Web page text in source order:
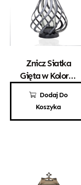
Dodaj Do
Koszyka
Znicz Siatka
Gięta w Kolorze
49,00 zł